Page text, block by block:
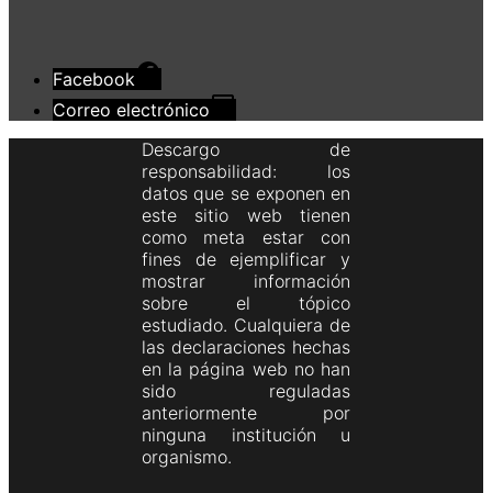
Facebook
Correo electrónico
Descargo de
responsabilidad: los
datos que se exponen en
este sitio web tienen
como meta estar con
fines de ejemplificar y
mostrar información
sobre el tópico
estudiado. Cualquiera de
las declaraciones hechas
en la página web no han
sido reguladas
anteriormente por
ninguna institución u
organismo.